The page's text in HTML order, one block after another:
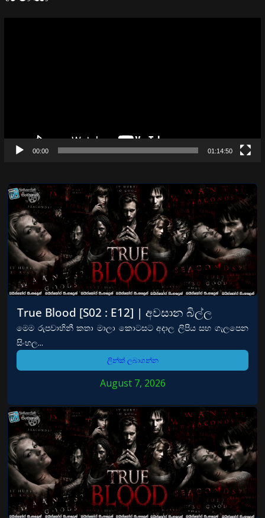
00:00 01:14:50
True Blood [S02 : E12] | අවසාන බිල්ල
මෙම රුපවාහිනී කතා මාලා කොටසට අදාල ලිපිය සහ ගැලපෙන
සිංහල...
ලින්ක් ලබාගන්න
August 7, 2026